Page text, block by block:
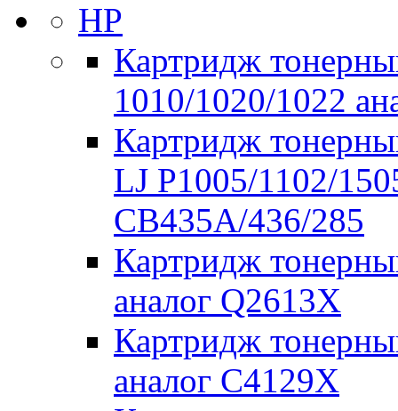
HP
Картридж
1010/1020/1022
Картридж
LJ P1005/1102/
CB435A/436/285
Картридж
аналог Q2613X
Картридж
аналог C4129X